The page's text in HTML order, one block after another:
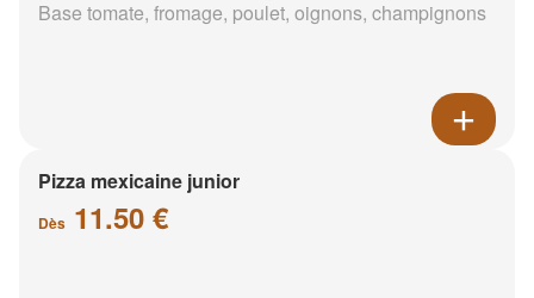
Base tomate, fromage, poulet, oignons, champignons
Pizza mexicaine junior
Dès 11.50 €